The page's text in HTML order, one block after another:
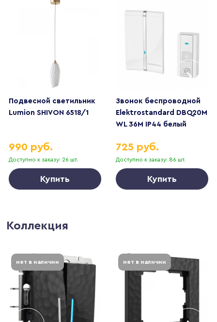
Подвесной светильник
Lumion SHIVON 6518/1
Доступно к заказу: 26 шт.
990 руб.
Купить
Звонок беспроводной
Elektrostandard DBQ20M
WL 36M IP44 белый
Доступно к заказу: 86 шт.
725 руб.
Купить
Коллекция
нет в наличии нет в наличии